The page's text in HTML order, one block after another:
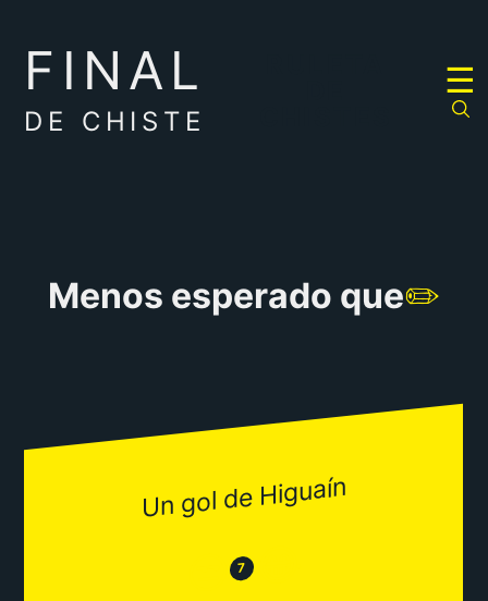
FINAL
DE CHISTE
☰
Menos esperado que✏️
Un gol de Higuaín
😒 7 😂